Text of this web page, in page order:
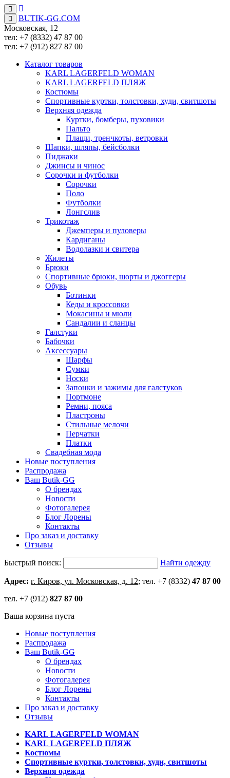
BUTIK-GG.COM
Московская, 12
тел: +7 (8332) 47 87 00
тел: +7 (912) 827 87 00
Каталог товаров
KARL LAGERFELD WOMAN
KARL LAGERFELD ПЛЯЖ
Костюмы
Спортивные куртки, толстовки, худи, свитшоты
Верхняя одежда
Куртки, бомберы, пуховики
Пальто
Плащи, тренчкоты, ветровки
Шапки, шляпы, бейсболки
Пиджаки
Джинсы и чинос
Сорочки и футболки
Сорочки
Поло
Футболки
Лонгслив
Трикотаж
Джемперы и пуловеры
Кардиганы
Водолазки и свитера
Жилеты
Брюки
Спортивные брюки, шорты и джоггеры
Обувь
Ботинки
Кеды и кроссовки
Мокасины и мюли
Сандалии и сланцы
Галстуки
Бабочки
Аксессуары
Шарфы
Сумки
Носки
Запонки и зажимы для галстуков
Портмоне
Ремни, пояса
Пластроны
Стильные мелочи
Перчатки
Платки
Свадебная мода
Новые поступления
Распродажа
Ваш Butik-GG
О брендах
Новости
Фотогалерея
Блог Лорены
Контакты
Про заказ и доставку
Отзывы
Быстрый поиск: Найти одежду
Адрес: г. Киров, ул. Московская, д. 12; тел. +7 (8332) 47 87 00
тел. +7 (912) 827 87 00
Ваша корзина пуста
Новые поступления
Распродажа
Ваш Butik-GG
О брендах
Новости
Фотогалерея
Блог Лорены
Контакты
Про заказ и доставку
Отзывы
KARL LAGERFELD WOMAN
KARL LAGERFELD ПЛЯЖ
Костюмы
Спортивные куртки, толстовки, худи, свитшоты
Верхняя одежда